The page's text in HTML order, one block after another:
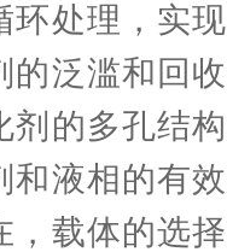
环处理，实
的泛滥和回
剂的多孔结
和液相的有
，载体的选